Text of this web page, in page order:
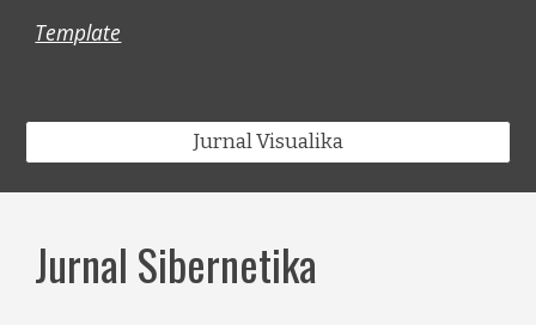
Template
Jurnal Visualika
Jurnal Sibernetika